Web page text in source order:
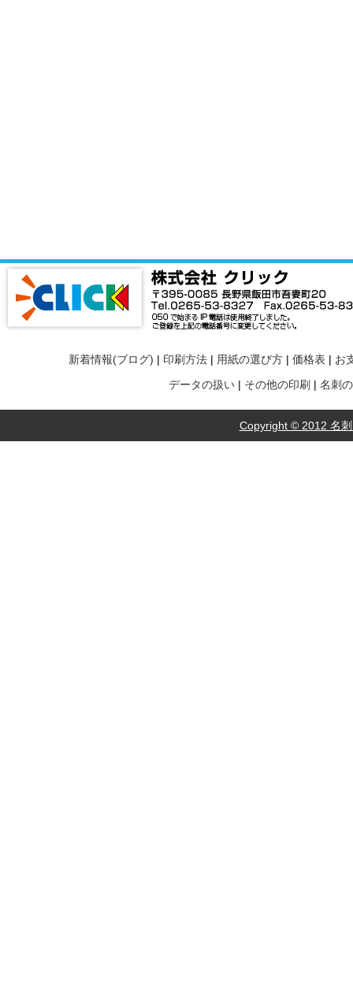
新着情報(ブログ) | 印刷方法 | 用紙の選び方 | 価格表 | お
データの扱い | その他の印刷 | 名刺
Copyright © 2012 名